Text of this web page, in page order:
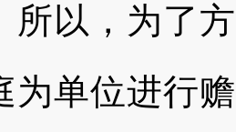
所以，为了
为单位进行